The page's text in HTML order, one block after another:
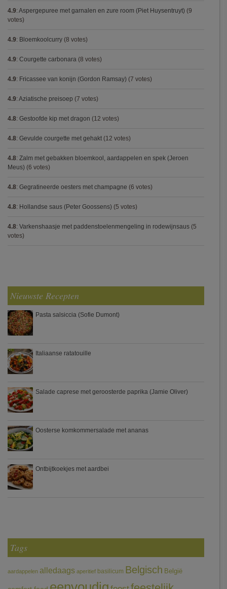
4.9: Aspergepuree met garnalen en zure room (Piet Huysentruyt) (9
votes)
4.9: Bloemkoolcurry (8 votes)
4.9: Courgette carbonara (8 votes)
4.9: Fricassee van konijn (Gordon Ramsay) (7 votes)
4.9: Aziatische preisoep (7 votes)
4.8: Gestoofde kip met dragon (12 votes)
4.8: Gevulde courgette met gehakt (12 votes)
4.8: Zalm met gebakken bloemkool, aardappelen en spek (Jeroen
Meus) (6 votes)
4.8: Gegratineerde oesters met champagne (6 votes)
4.8: Hollandse saus (Peter Goossens) (5 votes)
4.8: Varkenshaasje met paddenstoelenmengeling in rodewijnsaus (5
votes)
Nieuwste Recepten
Pasta salsiccia (Sofie Dumont)
Italiaanse ratatouille
Salade caprese met geroosterde paprika (Jamie Oliver)
Oosterse komkommersalade met ananas
Ontbijtkoekjes met aardbei
Tags
aardappelen alledaags aperitief basilicum Belgisch België